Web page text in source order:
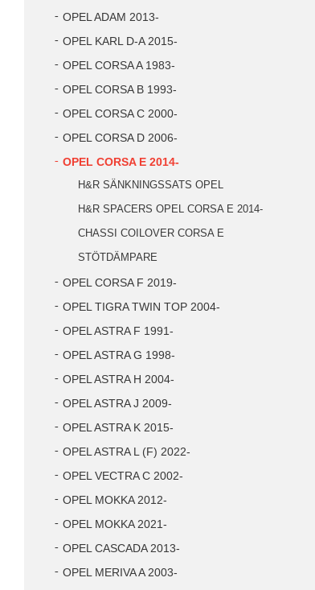
OPEL ADAM 2013-
OPEL KARL D-A 2015-
OPEL CORSA A 1983-
OPEL CORSA B 1993-
OPEL CORSA C 2000-
OPEL CORSA D 2006-
OPEL CORSA E 2014-
H&R SÄNKNINGSSATS OPEL
H&R SPACERS OPEL CORSA E 2014-
CHASSI COILOVER CORSA E
STÖTDÄMPARE
OPEL CORSA F 2019-
OPEL TIGRA TWIN TOP 2004-
OPEL ASTRA F 1991-
OPEL ASTRA G 1998-
OPEL ASTRA H 2004-
OPEL ASTRA J 2009-
OPEL ASTRA K 2015-
OPEL ASTRA L (F) 2022-
OPEL VECTRA C 2002-
OPEL MOKKA 2012-
OPEL MOKKA 2021-
OPEL CASCADA 2013-
OPEL MERIVA A 2003-